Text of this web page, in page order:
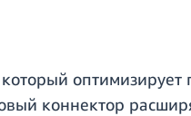
оптимизирует
коннектор